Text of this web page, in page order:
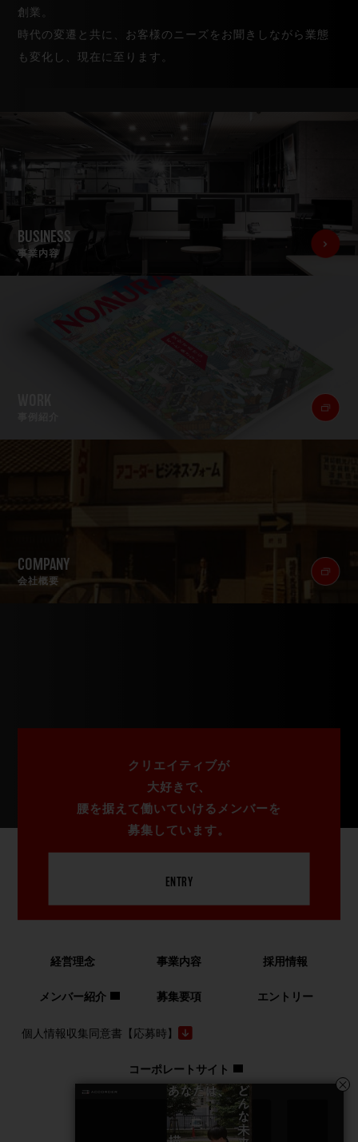
創業。
時代の変遷と共に、お客様のニーズをお聞きしながら業態
も変化し、現在に至ります。
BUSINESS
事業内容
COMPANY
会社概要
クリエイティブが
大好きで、
腰を据えて働いていける メンバーを
募集しています。
ENTRY
経営理念 事業内容 採用情報
メンバー紹介 募集要項 エントリー
個人情報収集同意書【応募時】
コーポレートサイト